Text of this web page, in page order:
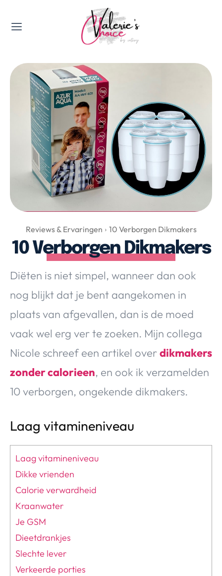
Valerie's Topics
Travel & Culture
Food & Drinks
Happyness & Opmerkelijk
Lifestyle, Sport & Duurzaamheid
Gadgets & Tech
Top 5 van Valerie
Health & Beauty
Huis & Tuin
Nieuws & Media
Over Valerie
Over Valerie
De Top 5
Contact
VALERIE'S CHOICE
Food & Drinks Health & Beauty Gadgets
Huis & Tuin
Travel
Lifestyle
Reviews & Ervaringen 10 Verborgen Dikmakers
10 Verborgen Dikmakers
Diëten is niet simpel, wanneer dan ook
nog blijkt dat je bent aangekomen in
plaats van afgevallen, dan is de moed
vaak wel erg ver te zoeken. Mijn collega
Nicole schreef een artikel overdikmakers
zonder calorieen, en ook ik verzamelden
10 verborgen, ongekende dikmakers.
Laag vitamineniveau
Laag vitamineniveau
Dikke vrienden
Calorie verwardheid
Kraanwater
Je GSM
Dieetdrankjes
Slechte lever
Verkeerde porties